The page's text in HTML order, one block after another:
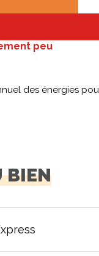
peu
des énergies
BIEN